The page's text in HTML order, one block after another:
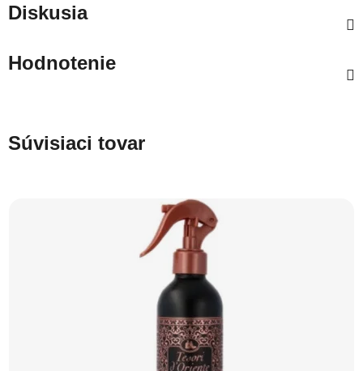
Diskusia
Hodnotenie
Súvisiaci tovar